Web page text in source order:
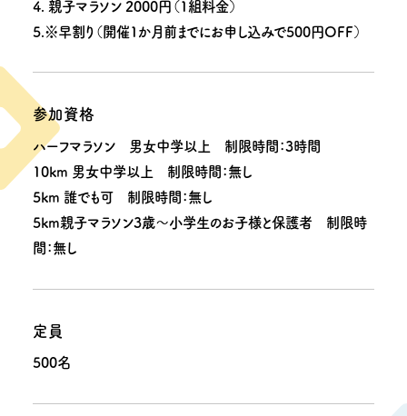
4. 親子マラソン 2000円（1組料金）
5.※早割り（開催1か月前までにお申し込みで500円OFF）
参加資格
ハーフマラソン 男女中学以上 制限時間：3時間
10km 男女中学以上 制限時間：無し
5km 誰でも可 制限時間：無し
5km親子マラソン3歳～小学生のお子様と保護者 制限時
間：無し
定員
500名